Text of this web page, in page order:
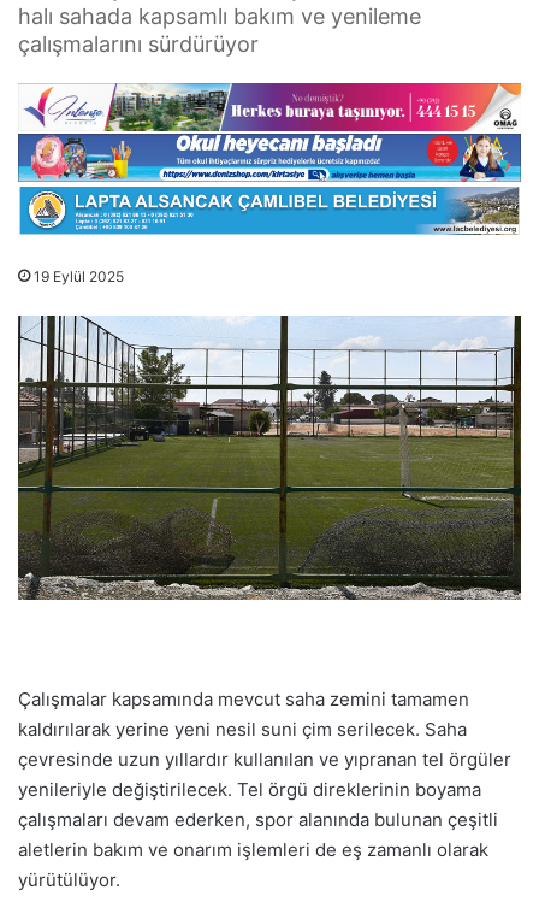
halı sahada kapsamlı bakım ve yenileme
çalışmalarını sürdürüyor
19 Eylül 2025
Çalışmalar kapsamında mevcut saha zemini tamamen
kaldırılarak yerine yeni nesil suni çim serilecek. Saha
çevresinde uzun yıllardır kullanılan ve yıpranan tel örgüler
yenileriyle değiştirilecek. Tel örgü direklerinin boyama
çalışmaları devam ederken, spor alanında bulunan çeşitli
aletlerin bakım ve onarım işlemleri de eş zamanlı olarak
yürütülüyor.